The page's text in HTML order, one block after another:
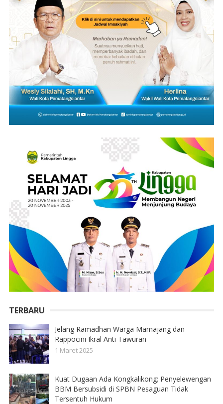
TERBARU
Jelang Ramadhan Warga Mamajang dan
Rappocini Ikral Anti Tawuran
1 Maret 2025
Kuat Dugaan Ada Kongkalikong; Penyelewengan
BBM Bersubsidi di SPBN Pesaguan Tidak
Tersentuh Hukum